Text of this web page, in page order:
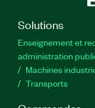
Solutions
Enseignement et
administration
Machines
Transports